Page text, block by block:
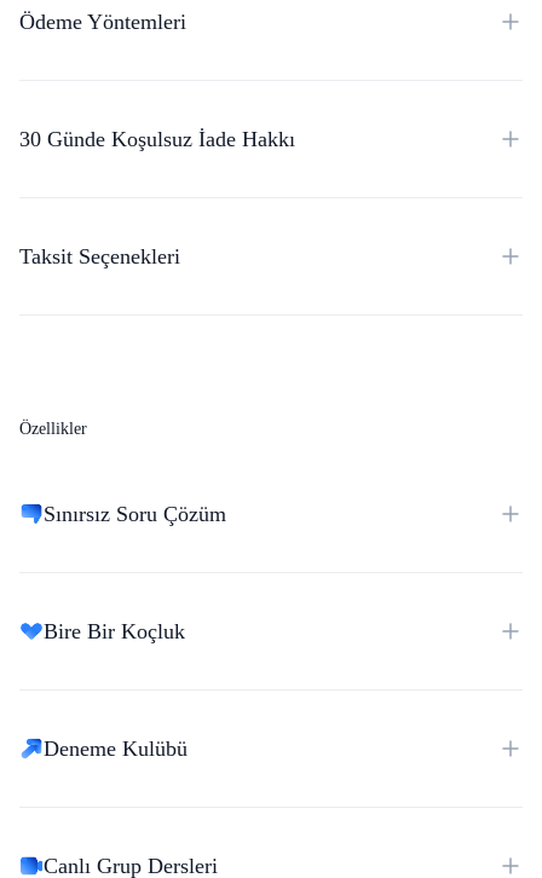
Ödeme Yöntemleri
30 Günde Koşulsuz İade Hakkı
Taksit Seçenekleri
Özellikler
Sınırsız Soru Çözüm
Bire Bir Koçluk
Deneme Kulübü
Canlı Grup Dersleri